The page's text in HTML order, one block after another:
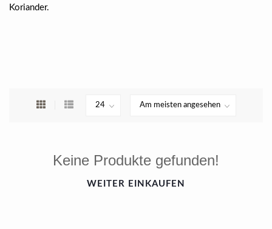
Koriander.
Keine Produkte gefunden!
WEITER EINKAUFEN